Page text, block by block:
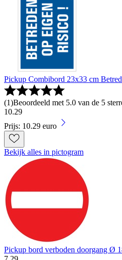
Pickup Combibord 23x33 cm
(1)Beoordeeld met 5.0 van de 5
10.29
Prijs: 10.29 euro
Bekijk alles in pictogram
Pickup bord verboden doorgang Ø